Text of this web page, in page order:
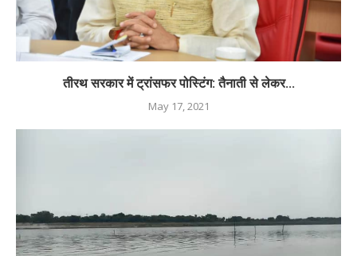
तीरथ सरकार में ट्रांसफर पोस्टिंग: तैनाती से लेकर...
May 17, 2021